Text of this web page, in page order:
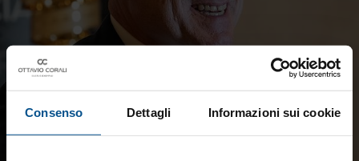
Consenso Dettagli Informazioni sui cookie